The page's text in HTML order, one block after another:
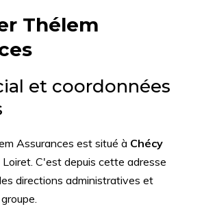
Thélem
et coordonnées
Assurances est situé à Chécy
Loiret. C'est depuis cette adresse
directions administratives et